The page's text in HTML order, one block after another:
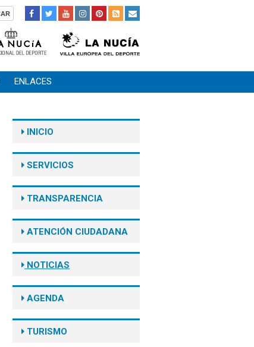
ENLACES
INICIO
SERVICIOS
TRANSPARENCIA
ATENCIÓN CIUDADANA
NOTICIAS
AGENDA
TURISMO